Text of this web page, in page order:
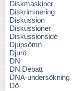
Diskmaskiner
Diskriminering
Diskussion
Diskussioner
Diskussionsidé
Djupsömn
Djurö
DN
DN Debatt
DNA-undersökning
Dö